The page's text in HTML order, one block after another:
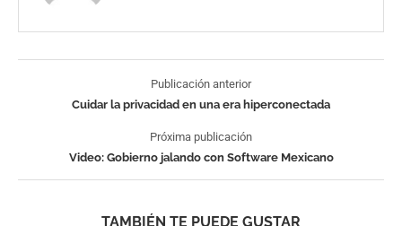
Publicación anterior
Cuidar la privacidad en una era hiperconectada
Próxima publicación
Video: Gobierno jalando con Software Mexicano
TAMBIÉN TE PUEDE GUSTAR